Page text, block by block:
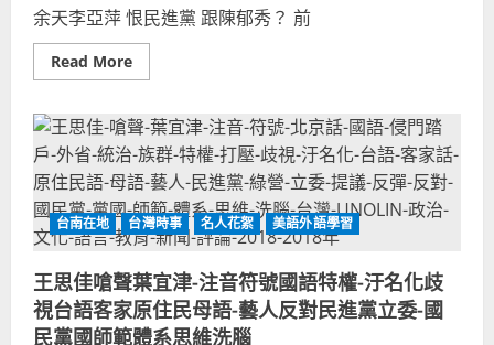
輕
媽！
2018
政
意
宣
傳
力
日！
星
際
大
影
迷
星
戰
粉
絲
打
臉！
歐
馬
白
宮
招
待
余天李亞萍 恨民進黨 跟陳郁秀？ 前
Read MoreRead
more
天
李
亞
萍
恨
民
進
黨
跟
視
陳
郁
秀，
盧
台南在地 台灣時事 名人花絮 美語外語學習
王思佳嗆聲葉宜津-注音符號國語特權-汙名化歧
視台語客家原住民母語-藝人反對民進黨立委-國
民黨國師範體系思維洗腦